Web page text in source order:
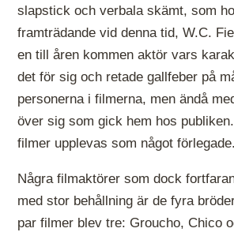
slapstick och verbala skämt, som
framträdande vid denna tid, W.C.
en till åren kommen aktör vars
det för sig och retade gallfeber på
personerna i filmerna, men ändå
över sig som gick hem hos
filmer upplevas som något förlegade.
Några filmaktörer som dock
med stor behållning är de fyra
par filmer blev tre: Groucho, Chico